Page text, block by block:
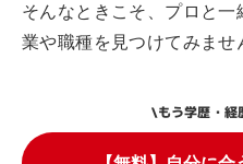
そんなときこそ、プロと
業や職種を見つけてみませ
\もう学歴・